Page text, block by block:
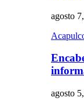
agosto
agosto